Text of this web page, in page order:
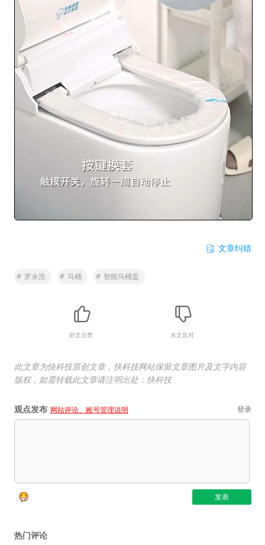
文章纠错
# 罗永浩 # 马桶 # 智能马桶盖
好文点赞 水文反对
此文章为快科技原创文章，快科技网站保留文章图片及文字内容
版权，如需转载此文章请注明出处：快科技
观点发布 网站评论、账号管理说明 登录
热门评论